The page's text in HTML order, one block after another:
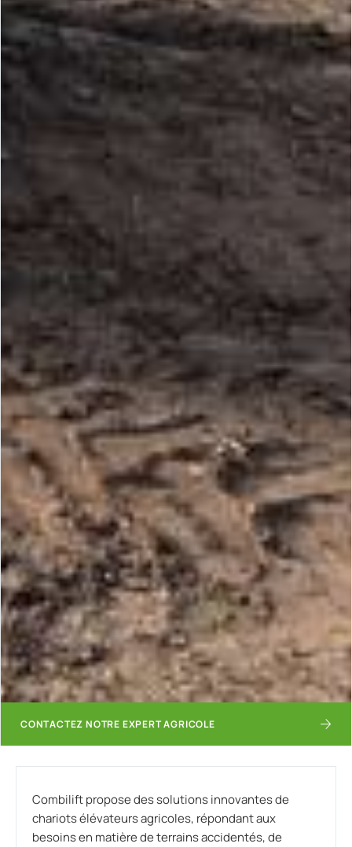
CONTACTEZ NOTRE EXPERT AGRICOLE
Combilift propose des solutions innovantes de
chariots élévateurs agricoles, répondant aux
besoins en matière de terrains accidentés, de